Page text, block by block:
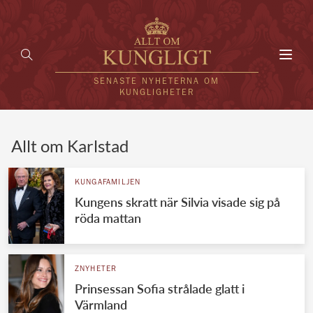
SENASTE NYHETERNA OM
KUNGLIGHETER
UTLÄNDSKT
VÄRLDENS KUNGAHUS
Svenska kungahuset
Brittiska kungahuset
REDAKTION
Allt om Karlstad
KUNGAFAMILJEN
Kungens skratt när Silvia visade sig på
röda mattan
ZNYHETER
Prinsessan Sofia strålade glatt i
Värmland